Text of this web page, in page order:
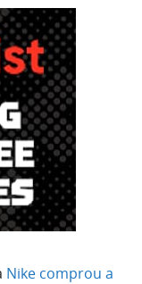
Nike comprou a